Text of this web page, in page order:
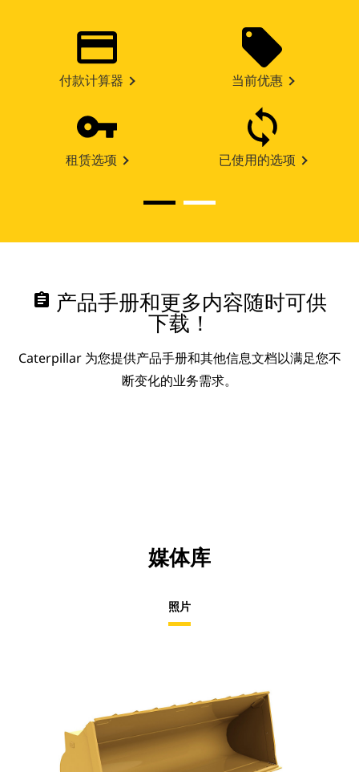
付款计算器 当前优惠
租赁选项 已使用的选项
assignment 产品手册和更多内容随时可供
下载！
Caterpillar 为您提供产品手册和其他信息文档以满足您不
断变化的业务需求。
媒体库
照片